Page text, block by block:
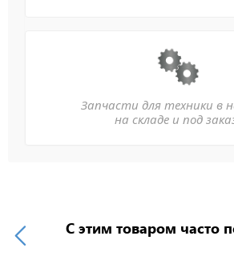
Запчасти для техники в
на складе и под
С этим товаром часто